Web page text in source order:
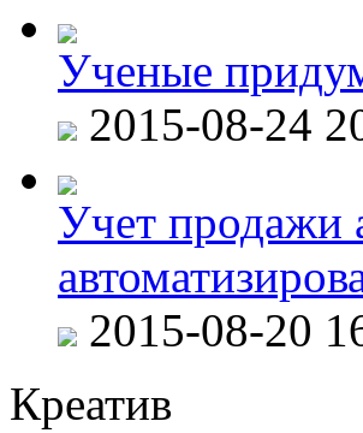
Ученые
2015-08-24
Учет продажи
2015-08-20
Креатив